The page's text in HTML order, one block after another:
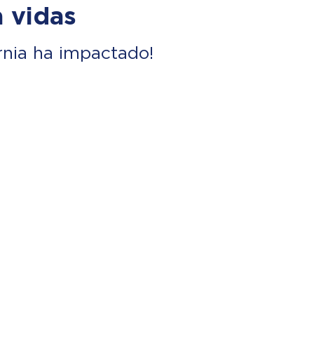
vidas
ha impactado!